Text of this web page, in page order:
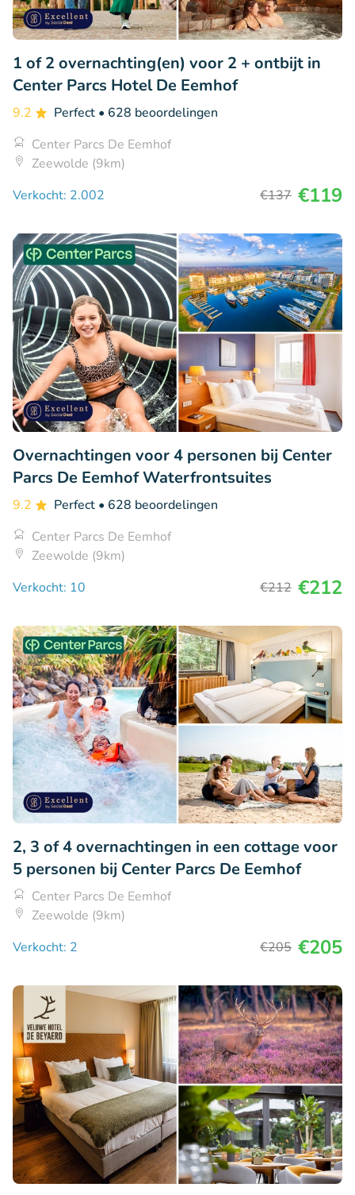
1 of 2 overnachting(en) voor 2 + ontbijt in
Center Parcs Hotel De Eemhof
9.2 Perfect • 628 beoordelingen
Center Parcs De Eemhof
Zeewolde (9km)
Verkocht: 2.002
€137 €119
Overnachtingen voor 4 personen bij Center
Parcs De Eemhof Waterfrontsuites
9.2 Perfect • 628 beoordelingen
Center Parcs De Eemhof
Zeewolde (9km)
Verkocht: 10
€212 €212
2, 3 of 4 overnachtingen in een cottage voor
5 personen bij Center Parcs De Eemhof
Center Parcs De Eemhof
Zeewolde (9km)
Verkocht: 2
€205 €205